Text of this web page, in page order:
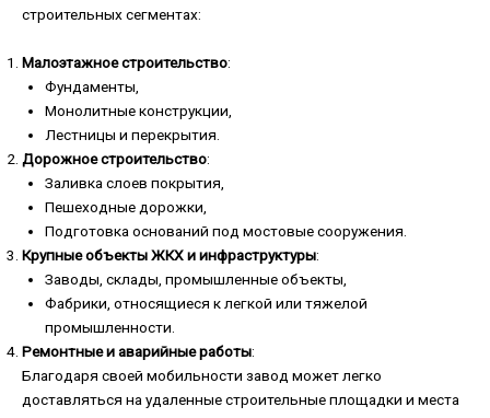
строительных сегментах:
Малоэтажное строительство:
Фундаменты,
Монолитные конструкции,
Лестницы и перекрытия.
Дорожное строительство:
Заливка слоев покрытия,
Пешеходные дорожки,
Подготовка оснований под мостовые сооружения.
Крупные объекты ЖКХ и инфраструктуры:
Заводы, склады, промышленные объекты,
Фабрики, относящиеся к легкой или тяжелой
промышленности.
Ремонтные и аварийные работы:
Благодаря своей мобильности завод может легко
доставляться на удаленные строительные площадки и места